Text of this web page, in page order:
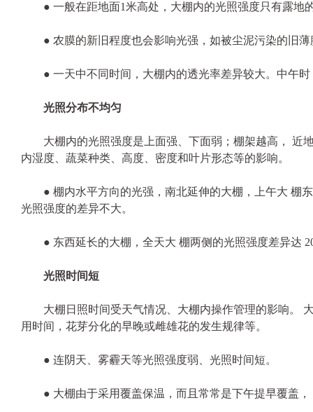
● 一般在距地面1米高处，大棚内的光照强度只有露地
● 农膜的新旧程度也会影响光强，如被尘泥污染的旧薄
● 一天中不同时间，大棚内的透光率差异较大。中午时
光照分布不均匀
大棚内的光照强度是上面强、下面弱；棚架越高， 近
内湿度、蔬菜种类、高度、密度和叶片形态等的影响。
● 棚内水平方向的光强，南北延伸的大棚，上午大 棚
光照强度的差异不大。
● 东西延长的大棚，全天大 棚两侧的光照强度差异达
光照时间短
大棚日照时间受天气情况、大棚内操作管理的影响。
用时间，花芽分化的早晚或雌雄花的发生规律等。
● 连阴天、雾霾天等光照强度弱、光照时间短。
● 大棚由于采用覆盖保温，而且常常是下午提早覆盖，